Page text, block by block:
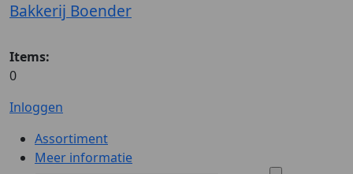
Bakkerij Boender
Items:
0
Inloggen
Assortiment
Meer informatie